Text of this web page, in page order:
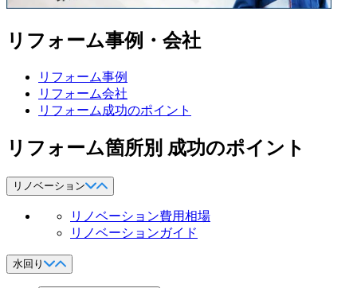
リフォーム事例・会社
リフォーム事例
リフォーム会社
リフォーム成功のポイント
リフォーム箇所別 成功のポイント
リノベーション
リノベーション費用相場
リノベーションガイド
水回り